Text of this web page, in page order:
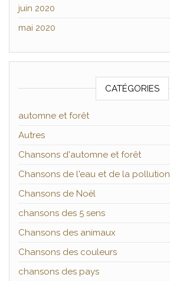
juin 2020
mai 2020
CATÉGORIES
automne et forêt
Autres
Chansons d'automne et forêt
Chansons de l'eau et de la pollution
Chansons de Noël
chansons des 5 sens
Chansons des animaux
Chansons des couleurs
chansons des pays